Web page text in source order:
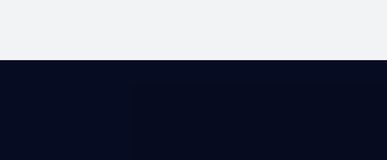
otro capítulo